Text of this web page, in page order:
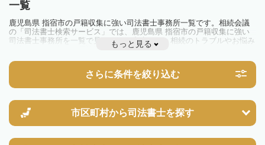
一覧
鹿児島県 指宿市の戸籍収集に強い司法書士事務所一覧です。相続会議
の「司法書士検索サービス」では、鹿児島県 指宿市の戸籍収集に強い
司法書士事務所を一覧で見ることが出来ます。相続のトラブルやお悩み
を抱えている方は一度近隣の司法書士に相談してみましょう。
もっと見る
さらに条件を絞り込む
市区町村から司法書士を探す